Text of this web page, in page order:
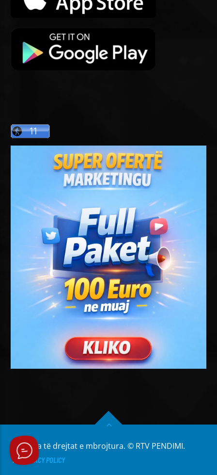
Të gjitha të drejtat e mbrojtura. © RTV PENDIMI.
PRIVACY POLICY